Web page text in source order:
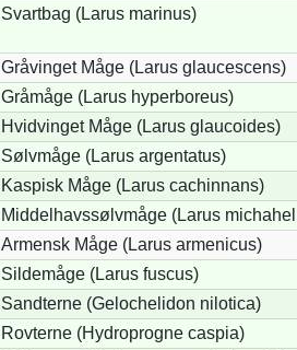
Svartbag (Larus marinus)
Gråvinget Måge (Larus glaucescens)
Gråmåge (Larus hyperboreus)
Hvidvinget Måge (Larus glaucoides)
Sølvmåge (Larus argentatus)
Kaspisk Måge (Larus cachinnans)
Middelhavssølvmåge (Larus
Armensk Måge (Larus armenicus)
Sildemåge (Larus fuscus)
Sandterne (Gelochelidon nilotica)
Rovterne (Hydroprogne caspia)